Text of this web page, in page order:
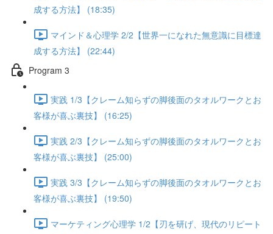
成する方法】 (18:35)
マインド＆心理学 2/2【世界一になれた無意識に目標達
成する方法】 (22:44)
Program 3
実践 1/3【クレーム知らずの脚後面のタオルワークとお
客様が喜ぶ裏技】 (16:25)
実践 2/3【クレーム知らずの脚後面のタオルワークとお
客様が喜ぶ裏技】 (25:00)
実践 3/3【クレーム知らずの脚後面のタオルワークとお
客様が喜ぶ裏技】 (19:50)
マーケティング心理学 1/2【刃を研げ、現代のリピート